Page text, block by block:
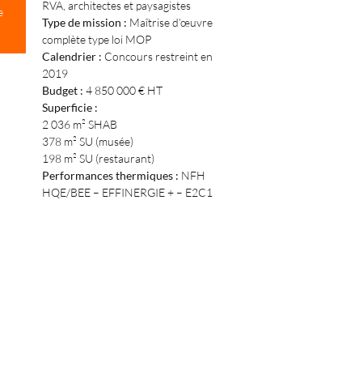
RVA, architectes et paysagistes
Type de mission : Maîtrise d’œuvre
complète type loi MOP
Calendrier : Concours restreint en
2019
Budget : 4 850 000 € HT
Superficie :
2 036 m² SHAB
378 m² SU (musée)
198 m² SU (restaurant)
Performances thermiques : NFH
HQE/BEE – EFFINERGIE + – E2C1